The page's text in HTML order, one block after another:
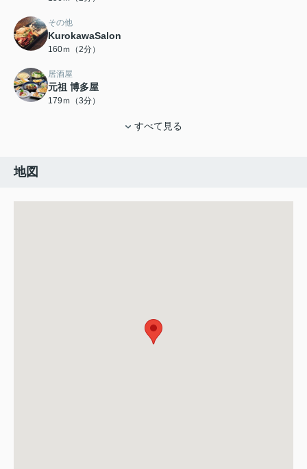
その他
KurokawaSalon
160ｍ（2分）
居酒屋
元祖 博多屋
179ｍ（3分）
すべて見る
地図